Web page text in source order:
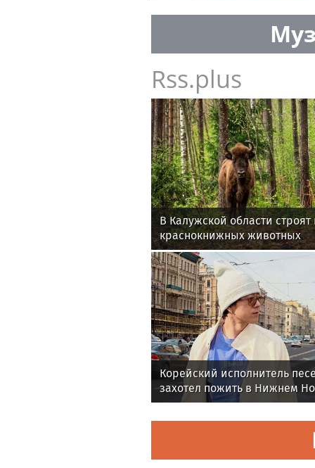
Rss.plus
В Калужской области
краснокнижных животных
Корейский исполнитель
захотел пожить в Нижнем